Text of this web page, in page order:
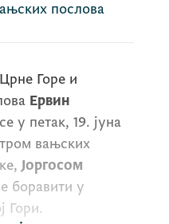
послова
Горе и
Ервин
у петак, 19. јуна
вањских
Јоргосом
боравити у
Гори.